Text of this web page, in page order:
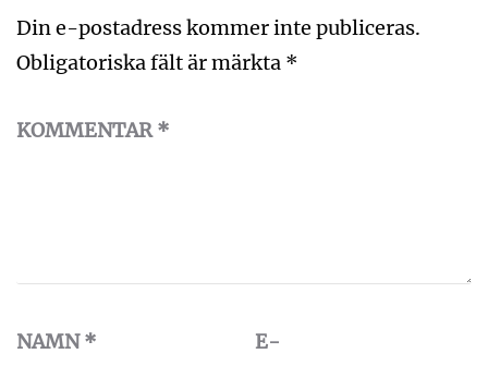
Din e-postadress kommer inte publiceras.
Obligatoriska fält är märkta *
KOMMENTAR*
NAMN*
E-